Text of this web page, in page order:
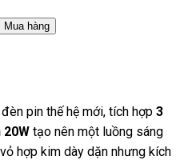
Mua hàng
pin thế hệ mới, tích hợp 3
tạo nên một luồng sáng
hợp kim dày dặn nhưng kích